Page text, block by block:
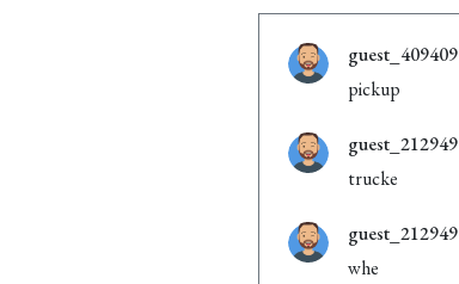
guest_409409
pickup
guest_212949
trucke
guest_212949
whe